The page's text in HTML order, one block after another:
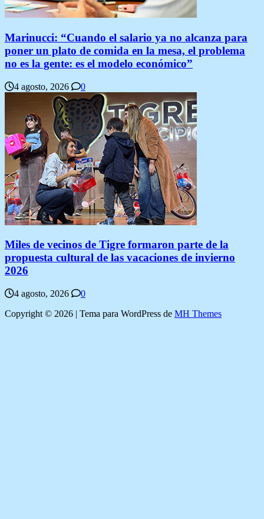
Marinucci: “Cuando el salario ya no alcanza para
poner un plato de comida en la mesa, el problema
no es la gente: es el modelo económico”
4 agosto, 2026 0
Miles de vecinos de Tigre formaron parte de la
propuesta cultural de las vacaciones de invierno
2026
4 agosto, 2026
0
Copyright © 2026 | Tema para WordPress de MH Themes